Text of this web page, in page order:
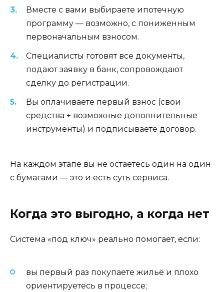
Вместе с вами выбираете ипотечную
программу — возможно, с пониженным
первоначальным взносом.
Специалисты готовят все документы,
подают заявку в банк, сопровождают
сделку до регистрации.
Вы оплачиваете первый взнос (свои
средства + возможные дополнительные
инструменты) и подписываете договор.
На каждом этапе вы не остаётесь один на один
с бумагами — это и есть суть сервиса.
Когда это выгодно, а когда нет
Система «под ключ» реально помогает, если:
вы первый раз покупаете жильё и плохо
ориентируетесь в процессе;